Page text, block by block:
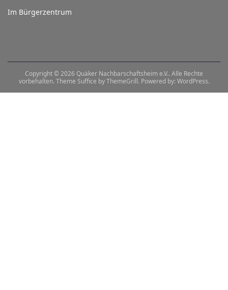
Im Bürgerzentrum
Copyright © 2026 Quäker Nachbarschaftsheim e.V.. Alle Rechte
vorbehalten. Theme Suffice by ThemeGrill. Powered by: WordPress.